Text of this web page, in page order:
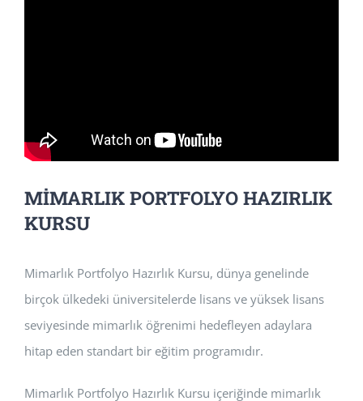
MİMARLIK PORTFOLYO HAZIRLIK
KURSU
Mimarlık Portfolyo Hazırlık Kursu, dünya genelinde
birçok ülkedeki üniversitelerde lisans ve yüksek lisans
seviyesinde mimarlık öğrenimi hedefleyen adaylara
hitap eden standart bir eğitim programıdır.
Mimarlık Portfolyo Hazırlık Kursu içeriğinde mimarlık